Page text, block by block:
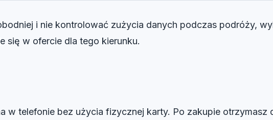
i nie kontrolować zużycia danych podczas podróży,
się w ofercie dla tego kierunku.
w telefonie bez użycia fizycznej karty. Po zakupie otrzymasz